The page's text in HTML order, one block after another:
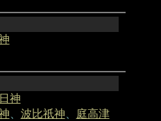
神
波比祇神
庭高津